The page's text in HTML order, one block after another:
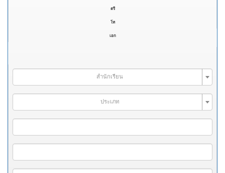
ตรี
โท
เอก
สำนักเรียน
ประเภท